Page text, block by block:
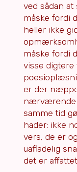
ved sådan at
måske fordi
heller ikke
måske fordi
visse digtere
er der
nærværende
samme tid
hader: ikke
vers, de er
uafladelig
det er